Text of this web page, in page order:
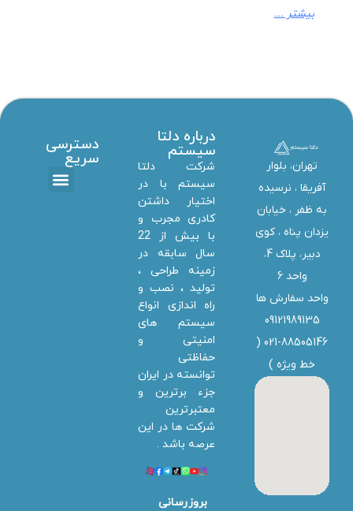
بیشتر ...
تهران، بلوار
آفریقا ، نرسیده
به ظفر ،‌ خیابان
یزدان پناه ، کوی
دبیر، پلاک 4،
واحد 6
واحد سفارش ها
09121989135
021-88505146 (
خط ویژه )
درباره دلتا
سیستم
شرکت دلتا
سیستم با در
اختیار داشتن
کادری مجرب و
با بیش از 22
سال سابقه در
زمینه طراحی ،
تولید ، نصب و
راه اندازی انواع
سیستم های
امنیتی و
حفاظتی
توانسته در ایران
جزء برترین و
معتبرترین
شرکت ها در این
عرصه باشد .
بروزرسانی
دسترسی
سریع